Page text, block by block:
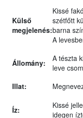
Külső
megjelenés:
Kissé
szétfőtt
barna
A
Állomány:
A tészta
leve
Illat:
Íz:
Kissé
idegen